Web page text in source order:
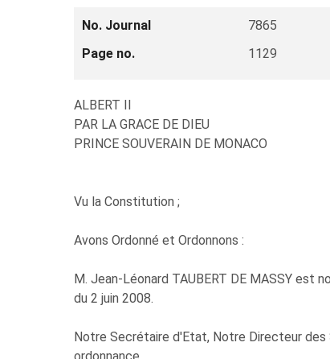
No. Journal 7865
Page no.
1129
ALBERT II
PAR LA GRACE DE DIEU
PRINCE SOUVERAIN DE MONACO
Vu la Constitution ;
Avons Ordonné et Ordonnons :
M. Jean-Léonard TAUBERT DE MASSY est
du 2 juin 2008.
Notre Secrétaire d'Etat, Notre Directeur